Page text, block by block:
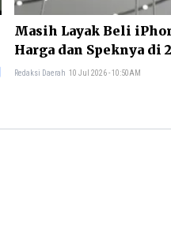
Masih Layak Beli
Harga dan Speknya di
Redaksi Daerah 10 Jul 2026 - 10:50AM